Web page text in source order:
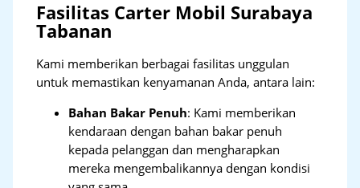
Fasilitas Carter Mobil Surabaya
Tabanan
Kami memberikan berbagai fasilitas unggulan
untuk memastikan kenyamanan Anda, antara lain:
Bahan Bakar Penuh: Kami memberikan
kendaraan dengan bahan bakar penuh
kepada pelanggan dan mengharapkan
mereka mengembalikannya dengan kondisi